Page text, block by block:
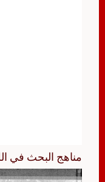
مناهج البحث في